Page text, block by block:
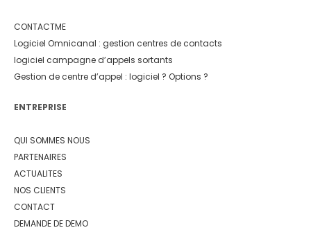
CONTACTME
Logiciel Omnicanal : gestion centres de contacts
logiciel campagne d’appels sortants
Gestion de centre d’appel : logiciel ? Options ?
ENTREPRISE
QUI SOMMES NOUS
PARTENAIRES
ACTUALITES
NOS CLIENTS
CONTACT
DEMANDE DE DEMO